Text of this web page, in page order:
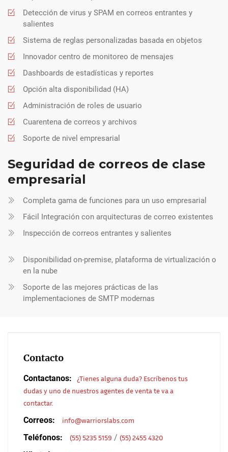
Detección de virus y SPAM en correos entrantes y
salientes
Sistema de reglas personalizadas basada en objetos
Innovador centro de monitoreo de mensajes
Dashboards de estadísticas y reportes
Opción alta disponibilidad (HA)
Administración de roles de usuario
Cuarentena de correos y archivos
Soporte de nivel empresarial
Seguridad de correos de clase
empresarial
Completa gama de funciones para un uso empresarial
Fácil Integración con arquitecturas de correo existentes
Inspección de correos entrantes y salientes
Disponibilidad on-premise, plataforma de virtualización o
en la nube
Soporte de las mejores prácticas de las
implementaciones de SMTP modernas
Contacto
Contactanos:
¿Tienes alguna duda? Escríbenos tus
dudas y uno de nuestros agentes de venta te va a
contactar.
Correos: info@warriorslabs.com
Teléfonos: (55) 5235 5159 / (55) 2455 4320